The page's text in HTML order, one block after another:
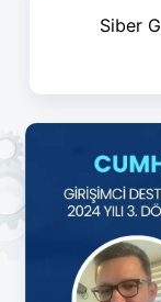
Siber